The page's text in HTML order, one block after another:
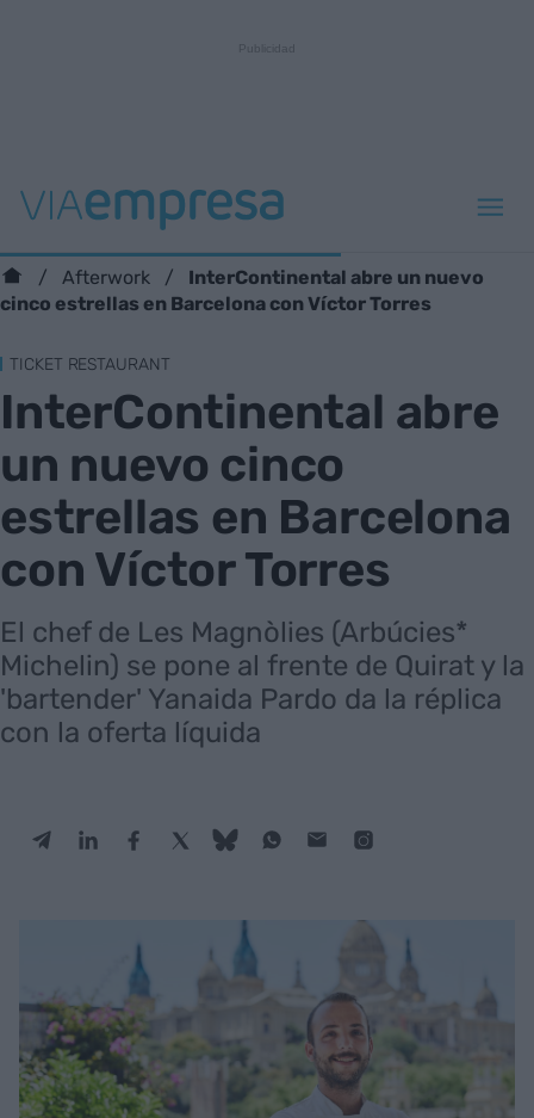
Afterwork
InterContinental abre un nuevo
cinco estrellas en Barcelona con Víctor Torres
TICKET RESTAURANT
InterContinental abre
un nuevo cinco
estrellas en Barcelona
con Víctor Torres
El chef de Les Magnòlies (Arbúcies*
Michelin) se pone al frente de Quirat y la
'bartender' Yanaida Pardo da la réplica
con la oferta líquida